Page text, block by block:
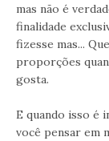
mas não é
finalidade
fizesse mas...
proporções
gosta.
E quando isso é
você pensar em